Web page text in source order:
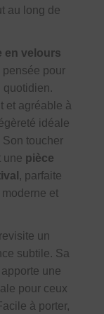
au long de
en velours
pensée pour
quotidien.
et agréable à
idéale
toucher
une pièce
, parfaite
et
un
subtile. Sa
apporte une
pour ceux
à porter,